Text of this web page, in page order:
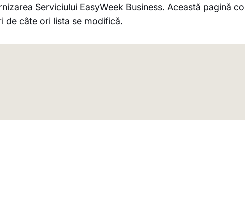
Serviciului EasyWeek Business. Această pagină
de câte ori lista se modifică.